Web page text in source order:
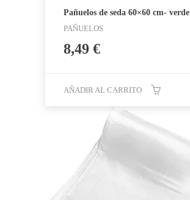
Pañuelos de seda 60×60 cm- verde
PAÑUELOS
8,49 €
AÑADIR AL CARRITO